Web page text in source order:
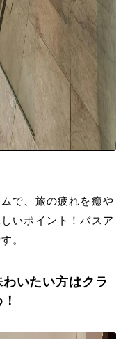
で、旅の疲れを癒や
いポイント！バスア
。
いたい方はクラ